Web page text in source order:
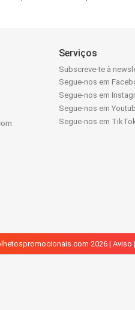
Serviços
Subscreve-te à
Segue-nos em
Segue-nos em
Segue-nos em
Segue-nos em
2026 | Aviso |